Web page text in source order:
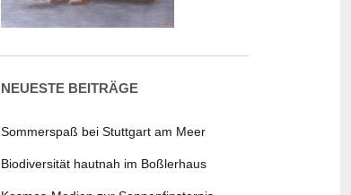
NEUESTE BEITRÄGE
Sommerspaß bei Stuttgart am Meer
Biodiversität hautnah im Boßlerhaus